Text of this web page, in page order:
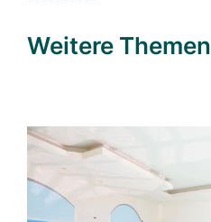
Weitere Themen